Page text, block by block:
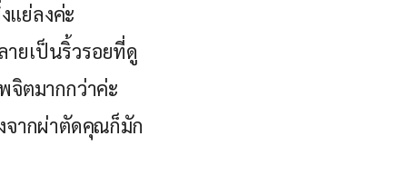
แย่ลงค่ะ
ายเป็นริ้วรอยที่ดู
จิตมากกว่าค่ะ
จากผ่าตัดคุณก็มัก